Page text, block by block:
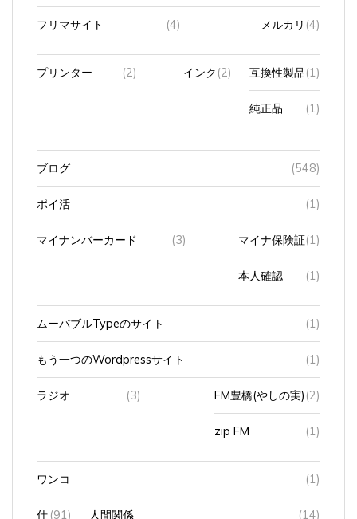
フリマサイト (4) メルカリ (4)
プリンター (2) インク (2) 互換性製品 (1)
純正品 (1)
ブログ (548)
ポイ活 (1)
マイナンバーカード (3) マイナ保険証(1)
本人確認 (1)
ムーバブルTypeのサイト (1)
もう一つのWordpressサイト (1)
ラジオ (3) FM豊橋(やしの実) (2)
zip FM (1)
ワンコ (1)
仕 (91) 人間関係 (14)